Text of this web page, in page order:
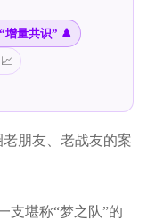
增量共识” ♟️
朋友、老战友的案
支堪称“梦之队”的